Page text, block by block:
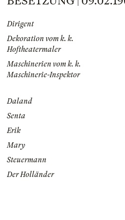
Dirigent
Dekoration vom k. k.
Hoftheatermaler
Maschinerien vom k. k.
Maschinerie-Inspektor
Daland
Senta
Erik
Mary
Steuermann
Der Holländer